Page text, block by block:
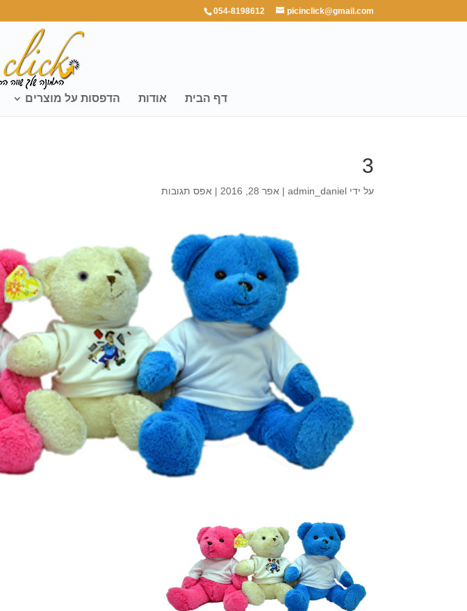
054-8198612 picinclick@gmail.com
דף הבית אודות הדפסות על מוצרים
3
על ידיadmin_daniel
| אפר 28, 2016 | אפס תגובות